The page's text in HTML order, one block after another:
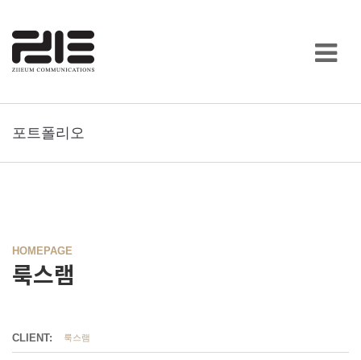
포트폴리오
HOMEPAGE
룩스램
CLIENT: 룩스램